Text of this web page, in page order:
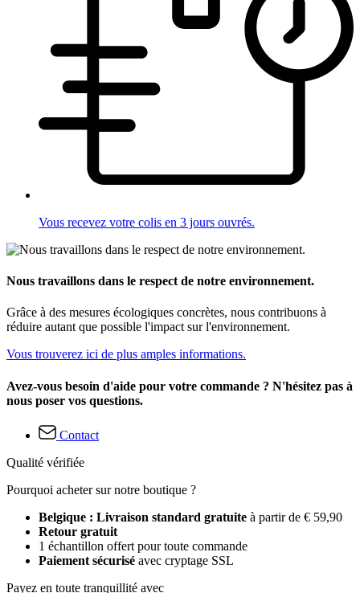
Vous recevez votre colis en 3 jours ouvrés.
Nous travaillons dans le respect de notre environnement.
Grâce à des mesures écologiques concrètes, nous contribuons à
réduire autant que possible l'impact sur l'environnement.
Vous trouverez ici de plus amples informations.
Avez-vous besoin d'aide pour votre commande ? N'hésitez pas à
nous poser vos questions.
Contact
Qualité vérifiée
Pourquoi acheter sur notre boutique ?
Belgique : Livraison standard gratuite à partir de € 59,90
Retour gratuit
1 échantillon offert pour toute commande
Paiement sécurisé avec cryptage SSL
Payez en toute tranquillité avec